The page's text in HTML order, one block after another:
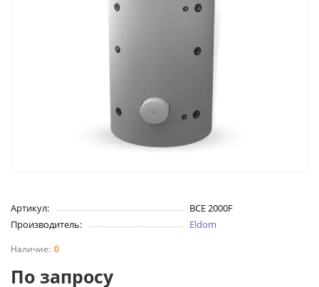
Артикул:
BCE 2000F
Производитель:
Eldom
0
По запросу